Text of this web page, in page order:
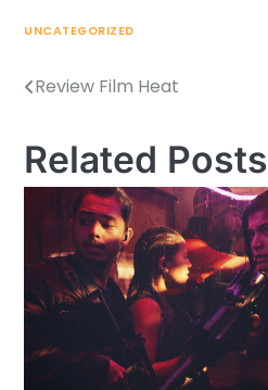
UNCATEGORIZED
Post
Review Film Heat
Related Posts